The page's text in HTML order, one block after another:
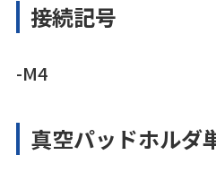
接続記号
-M4
真空パッドホルダ